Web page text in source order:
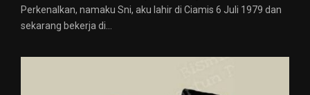
Perkenalkan, namaku Sni, aku lahir di Ciamis 6 Juli 1979 dan
sekarang bekerja di...